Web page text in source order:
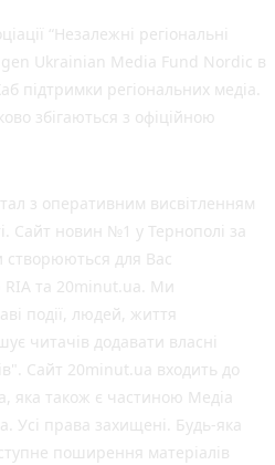
“Незалежні регіональні
Ukrainian Media Fund Nordic в
підтримки регіональних медіа.
збігаються з офіційною
з оперативним висвітленням
Сайт новин №1 у Тернополі за
створюються для Вас
RIA та 20minut.ua. Ми
події, людей, життя
читачів додавати власні
Сайт 20minut.ua входить до
яка також є частиною Медіа
Усі права захищені. Будь-яка
поширення матеріалів